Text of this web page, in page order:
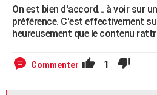
COPAINS D'AVANT
S'inscrire
Se connecter
Lycées
Collèges
Primaires
Universités
Entreprises
Service militaire
Avis de recherche
AVIS DE DÉCÈS
FORUM
On est bien d'accord... à voir sur
préférence. C'est effectivement
heureusement que le contenu
Commenter 1